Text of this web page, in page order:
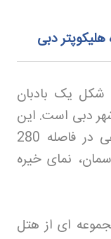
دبی
که به شکل یک بادبان
دبی است. این
هتل لوکس روی یک جزیره مصنوعی در فاصله 280
نمای خیره‌
ای از هتل‌